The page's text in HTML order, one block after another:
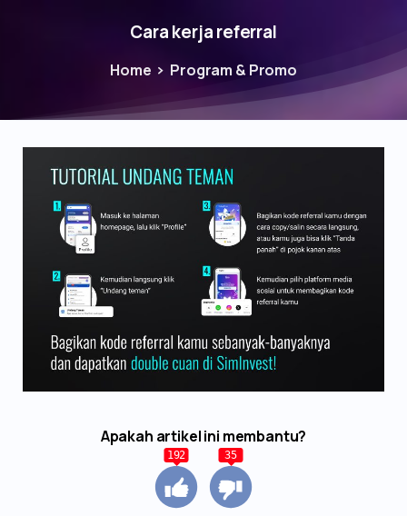
Cara kerja referral
Home Program & Promo
Apakah artikel ini membantu?
192 35